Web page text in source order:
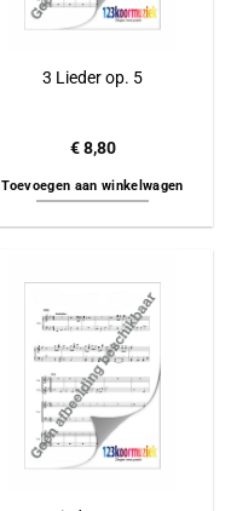
3 Lieder op. 5
€8,80
Toevoegen aan winkelwagen